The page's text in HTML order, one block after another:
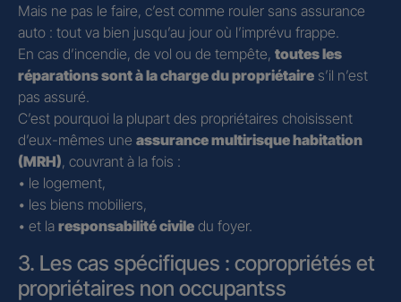
Mais ne pas le faire, c’est comme rouler sans assurance
auto : tout va bien jusqu’au jour où l’imprévu frappe.
En cas d’incendie, de vol ou de tempête, toutes les
réparations sont à la charge du propriétaire s’il n’est
pas assuré.
C’est pourquoi la plupart des propriétaires choisissent
d’eux-mêmes une assurance multirisque habitation
(MRH), couvrant à la fois :
• le logement,
• les biens mobiliers,
• et la responsabilité civile du foyer.
3. Les cas spécifiques : copropriétés et
propriétaires non occupantss